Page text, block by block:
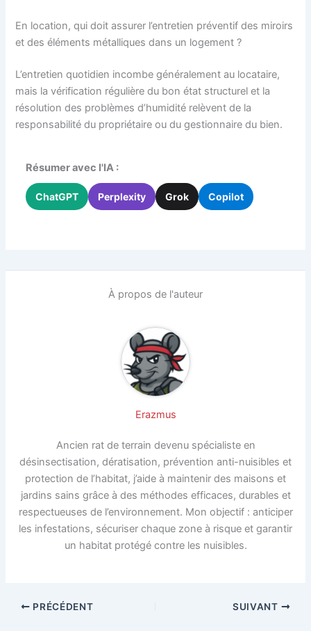
En location, qui doit assurer l’entretien préventif des miroirs
et des éléments métalliques dans un logement ?
L’entretien quotidien incombe généralement au locataire,
mais la vérification régulière du bon état structurel et la
résolution des problèmes d’humidité relèvent de la
responsabilité du propriétaire ou du gestionnaire du bien.
Résumer avec l'IA :
ChatGPT Perplexity Grok Copilot
À propos de l'auteur
Erazmus
Ancien rat de terrain devenu spécialiste en
désinsectisation, dératisation, prévention anti-nuisibles et
protection de l’habitat, j’aide à maintenir des maisons et
jardins sains grâce à des méthodes efficaces, durables et
respectueuses de l’environnement. Mon objectif : anticiper
les infestations, sécuriser chaque zone à risque et garantir
un habitat protégé contre les nuisibles.
PRÉCÉDENT SUIVANT